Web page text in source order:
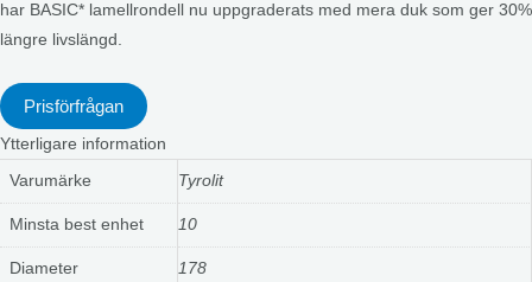
har BASIC* lamellrondell nu uppgraderats med mera duk som ger 30%
längre livslängd.
Prisförfrågan
Ytterligare information
Varumärke Tyrolit
Minsta best enhet 10
Diameter 178